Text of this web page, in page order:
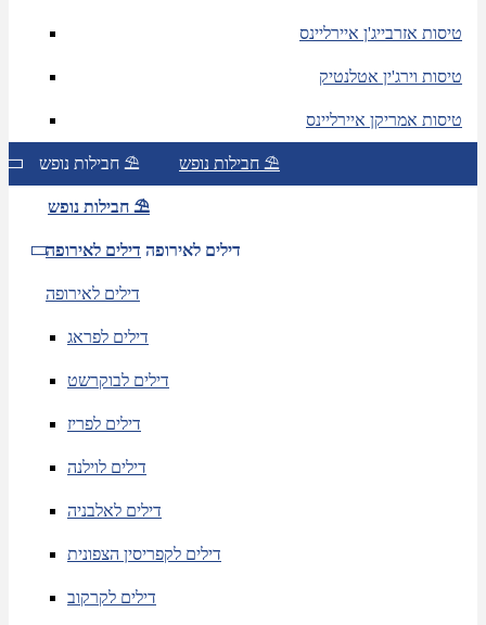
טיסות אזרבייג'ן איירליינס
טיסות וירג'ין אטלנטיק
טיסות אמריקן איירליינס
חבילות נופש ⛱ חבילות נופש ⛱
חבילות נופש ⛱
דילים לאירופה דילים לאירופה
דילים לאירופה
דילים לפראג
דילים לבוקרשט
דילים לפריז
דילים לוילנה
דילים לאלבניה
דילים לקפריסין הצפונית
דילים לקרקוב